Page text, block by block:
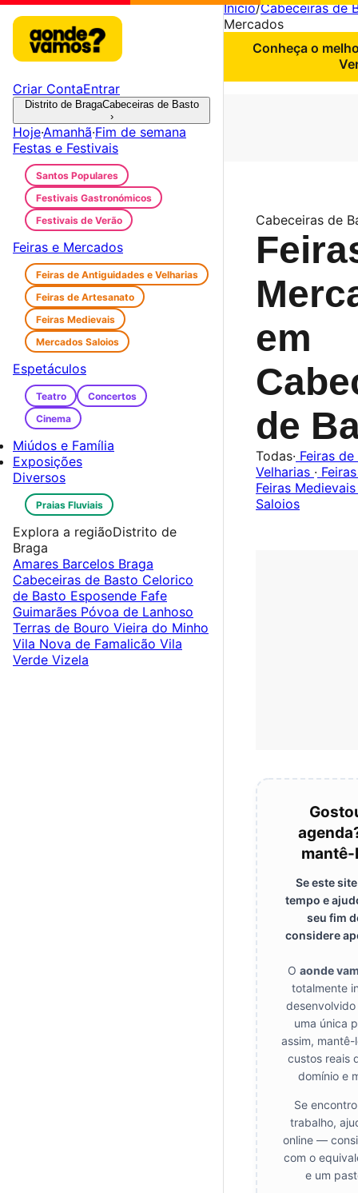
Início/Cabeceiras de
Mercados
Conheça o
Cabeceiras de
em
de
Todas· Feiras
Velharias ·
Feiras
Saloios
Se este
tempo e
seu fim
considere
O aonde
totalmente
uma única
assim, mantê-
custos reais
domínio e
Se
trabalho,
online —
com o
e um
Criar ContaEntrar
Distrito de BragaCabeceiras de Basto
›
Hoje·Amanhã·Fim de semana
Festas e Festivais
Santos Populares
Festivais Gastronómicos
Festivais de Verão
Feiras e Mercados
Feiras de Antiguidades e Velharias
Feiras de Artesanato
Feiras Medievais
Mercados Saloios
Espetáculos
Teatro
Concertos
Cinema
Miúdos e Família
Exposições
Diversos
Praias Fluviais
Explora a regiãoDistrito de
Braga
Amares Barcelos Braga
Cabeceiras de Basto Celorico
de Basto Esposende Fafe
Guimarães Póvoa de Lanhoso
Terras de Bouro Vieira do Minho
Vila Nova de Famalicão Vila
Verde Vizela